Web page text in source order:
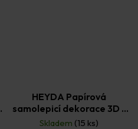
HEYDA Papírová
samolepicí dekorace 3D -
ženich 8 ks
Skladem (15 ks)